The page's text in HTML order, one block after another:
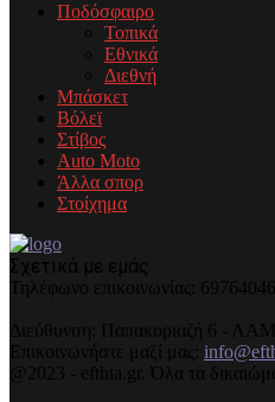
Ποδόσφαιρο
Τοπικά
Εθνικά
Διεθνή
Μπάσκετ
Βόλεϊ
Στίβος
Auto Moto
Άλλα σπορ
Στοίχημα
Σχετικά με εμάς
Τηλέφωνo επικοινωνίας:
Διεύθυνση: Παπακυριαζή 6 -
Επικοινωνήστε μαζί μας:
@2023 - efthia.gr. Όλα τα